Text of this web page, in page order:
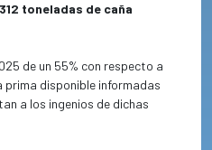
toneladas de caña
de un 55% con respecto a
disponible informadas
a los ingenios de dichas